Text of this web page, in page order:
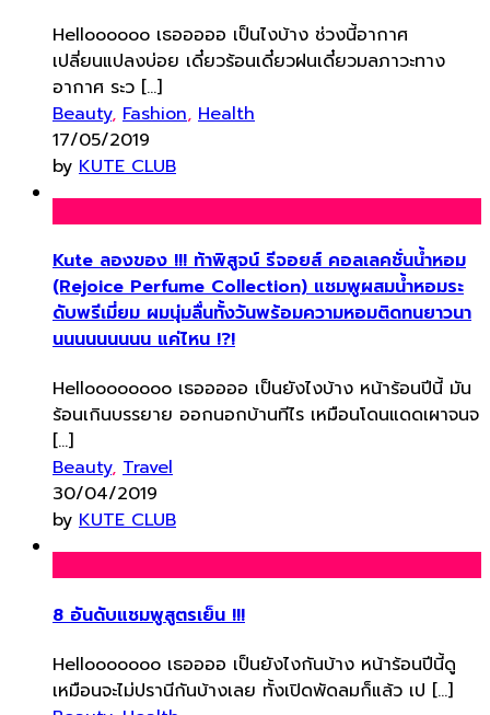
Helloooooo เธอออออ เป็นไงบ้าง ช่วงนี้อากาศ
เปลี่ยนแปลงบ่อย เดี๋ยวร้อนเดี๋ยวฝนเดี๋ยวมลภาวะทาง
อากาศ ระว […]
Beauty, Fashion, Health
17/05/2019
by KUTE CLUB
Kute ลองของ !!! ท้าพิสูจน์ รีจอยส์ คอลเลคชั่นน้ำหอม
(Rejoice Perfume Collection) แชมพูผสมน้ำหอมระ
ดับพรีเมี่ยม ผมนุ่มลื่นทั้งวันพร้อมความหอมติดทนยาวนา
นนนนนนนนน แค่ไหน !?!
Helloooooooo เธอออออ เป็นยังไงบ้าง หน้าร้อนปีนี้ มัน
ร้อนเกินบรรยาย ออกนอกบ้านทีไร เหมือนโดนแดดเผาจนจ
[…]
Beauty, Travel
30/04/2019
by KUTE CLUB
8 อันดับแชมพูสูตรเย็น !!!
Hellooooooo เธออออ เป็นยังไงกันบ้าง หน้าร้อนปีนี้ดู
เหมือนจะไม่ปรานีกันบ้างเลย ทั้งเปิดพัดลมก็แล้ว เป […]